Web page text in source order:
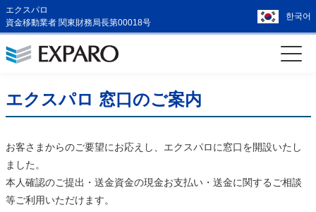
エクスパロ
資金移動業者 関東財務局長第00018号
한국어
エクスパロ 窓口のご案内
お客さまからのご要望にお応えし、エクスパロに窓口を開設いたし
ました。
本人確認のご提出・送金資金の現金お支払い・送金に関するご相談
等ご利用いただけます。